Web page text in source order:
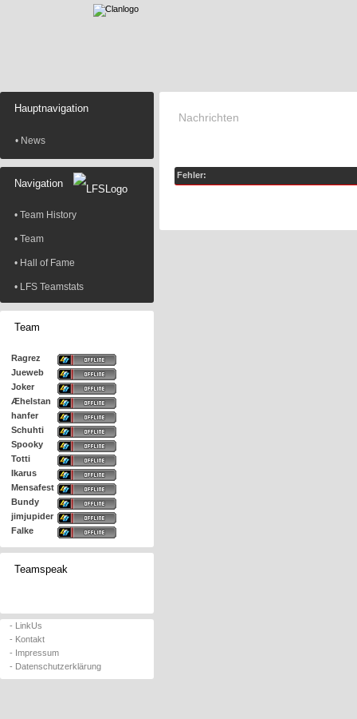
Hauptnavigation
• News
Navigation
• Team History
• Team
• Hall of Fame
• LFS Teamstats
Team
Ragrez
Jueweb
Joker
Æhelstan
hanfer
Schuhti
Spooky
Totti
Ikarus
Mensafest
Bundy
jimjupider
Falke
Teamspeak
- LinkUs
- Kontakt
- Impressum
- Datenschutzerklärung
Nachrichten
Fehler: